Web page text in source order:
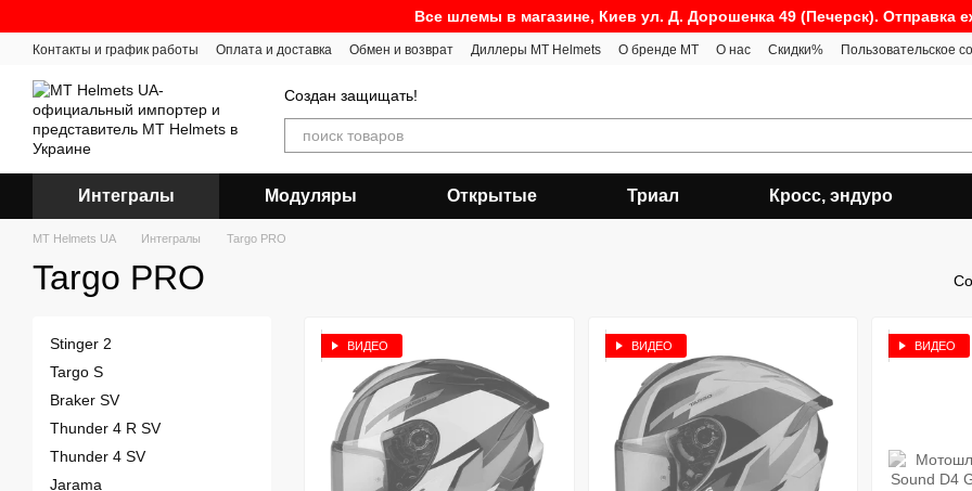
Все шлемы в магазине, Киев ул. Д. Дорошенка 49 (Печерск). Отправка
Контакты и график работы Оплата и доставка Обмен и возврат Диллеры MT Helmets О бренде MT О нас Скидки% Пользовательское
Создан защищать!
Интегралы Модуляры Открытые Триал Кросс, эндуро
MT Helmets UA Интегралы Targo PRO
Targo PRO
ВИДЕО ВИДЕО ВИДЕО
Stinger 2
Targo S
Braker SV
Thunder 4 R SV
Thunder 4 SV
Jarama